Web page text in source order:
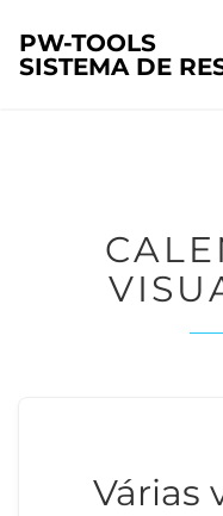
PW-TOOLS
SISTEMA DE
CALENDÁRIO E
Várias